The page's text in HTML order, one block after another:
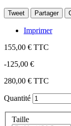
Tweet Partager
Imprimer
155,00 € TTC
-125,00 €
280,00 € TTC
Quantité
Taille